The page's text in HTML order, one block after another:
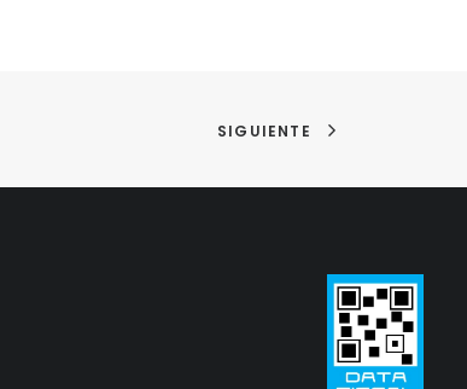
SIGUIENTE